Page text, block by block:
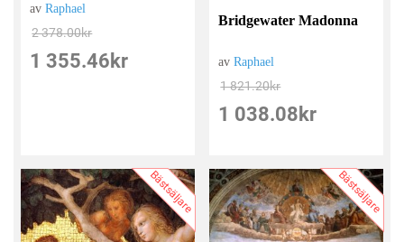
avRaphael
2 378.00kr
1 355.46 kr
Bridgewater Madonna
avRaphael
1 821.20kr
1 038.08 kr
Bästsäljare Bästsäljare